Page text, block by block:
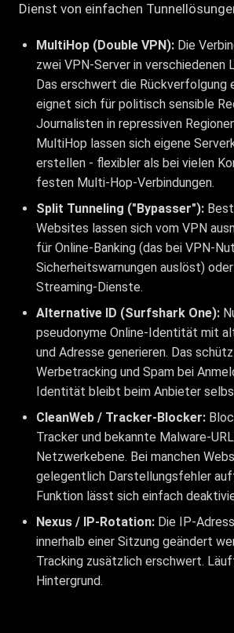
Dienst von einfachen
MultiHop (Double VPN): Die
zwei VPN-Server in verschiedenen
Das erschwert die Rückverfolgung
eignet sich für politisch sensible
Journalisten in repressiven
MultiHop lassen sich eigene
erstellen - flexibler als bei vielen
festen Multi-Hop-Verbindungen.
Split Tunneling ("Bypasser"):
Websites lassen sich vom VPN
für Online-Banking (das bei VPN-
Sicherheitswarnungen auslöst)
Streaming-Dienste.
Alternative ID (Surfshark One):
pseudonyme Online-Identität mit
und Adresse generieren. Das
Werbetracking und Spam bei
Identität bleibt beim Anbieter
CleanWeb / Tracker-Blocker:
Tracker und bekannte Malware-
Netzwerkebene. Bei manchen
gelegentlich Darstellungsfehler
Funktion lässt sich einfach
Nexus / IP-Rotation: Die IP-
innerhalb einer Sitzung geändert
Tracking zusätzlich erschwert.
Hintergrund.